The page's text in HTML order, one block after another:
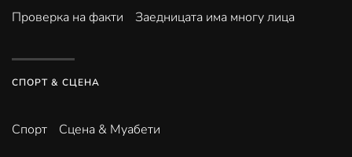
Проверка на факти
Заедницата има многу лица
СПОРТ & СЦЕНА
Спорт Сцена & Муабети